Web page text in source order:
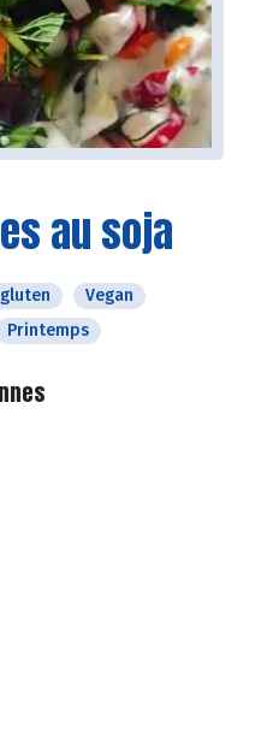
au soja
Vegan
Printemps